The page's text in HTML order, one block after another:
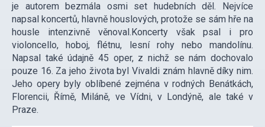
je autorem bezmála osmi set hudebních děl. Nejvíce
napsal koncertů, hlavně houslových, protože se sám hře na
housle intenzivně věnoval.Koncerty však psal i pro
violoncello, hoboj, flétnu, lesní rohy nebo mandolínu.
Napsal také údajně 45 oper, z nichž se nám dochovalo
pouze 16. Za jeho života byl Vivaldi znám hlavně díky nim.
Jeho opery byly oblíbené zejména v rodných Benátkách,
Florencii, Římě, Miláně, ve Vídni, v Londýně, ale také v
Praze.